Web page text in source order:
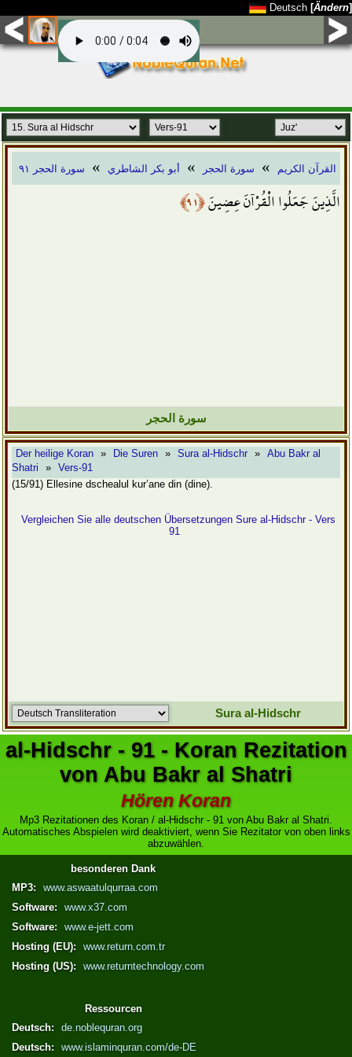
Deutsch [Ändern]
القرآن الكريم » سورة الحجر » أبو بكر الشاطري » سورة الحجر ٩١
الَّذِينَ جَعَلُوا الْقُرْآنَ عِضِينَ﴿٩١﴾
سورة الحجر
Der heilige Koran » Die Suren » Sura al-Hidschr » Abu Bakr al
Shatri
» Vers-91
(15/91) Ellesine dschealul kur’ane din (dine).
Vergleichen Sie alle deutschen Übersetzungen Sure al-Hidschr - Vers
91
Sura al-Hidschr
al-Hidschr - 91 - Koran Rezitation
von Abu Bakr al Shatri
Hören Koran
Mp3 Rezitationen des Koran / al-Hidschr - 91 von Abu Bakr al Shatri.
Automatisches Abspielen wird deaktiviert, wenn Sie Rezitator von oben links
abzuwählen.
besonderen Dank
MP3:
www.aswaatulqurraa.com
Software:
www.x37.com
Software:
www.e-jett.com
Hosting (EU):
www.return.com.tr
Hosting (US):
www.returntechnology.com
Ressourcen
Deutsch:
de.noblequran.org
Deutsch:
www.islaminquran.com/de-DE